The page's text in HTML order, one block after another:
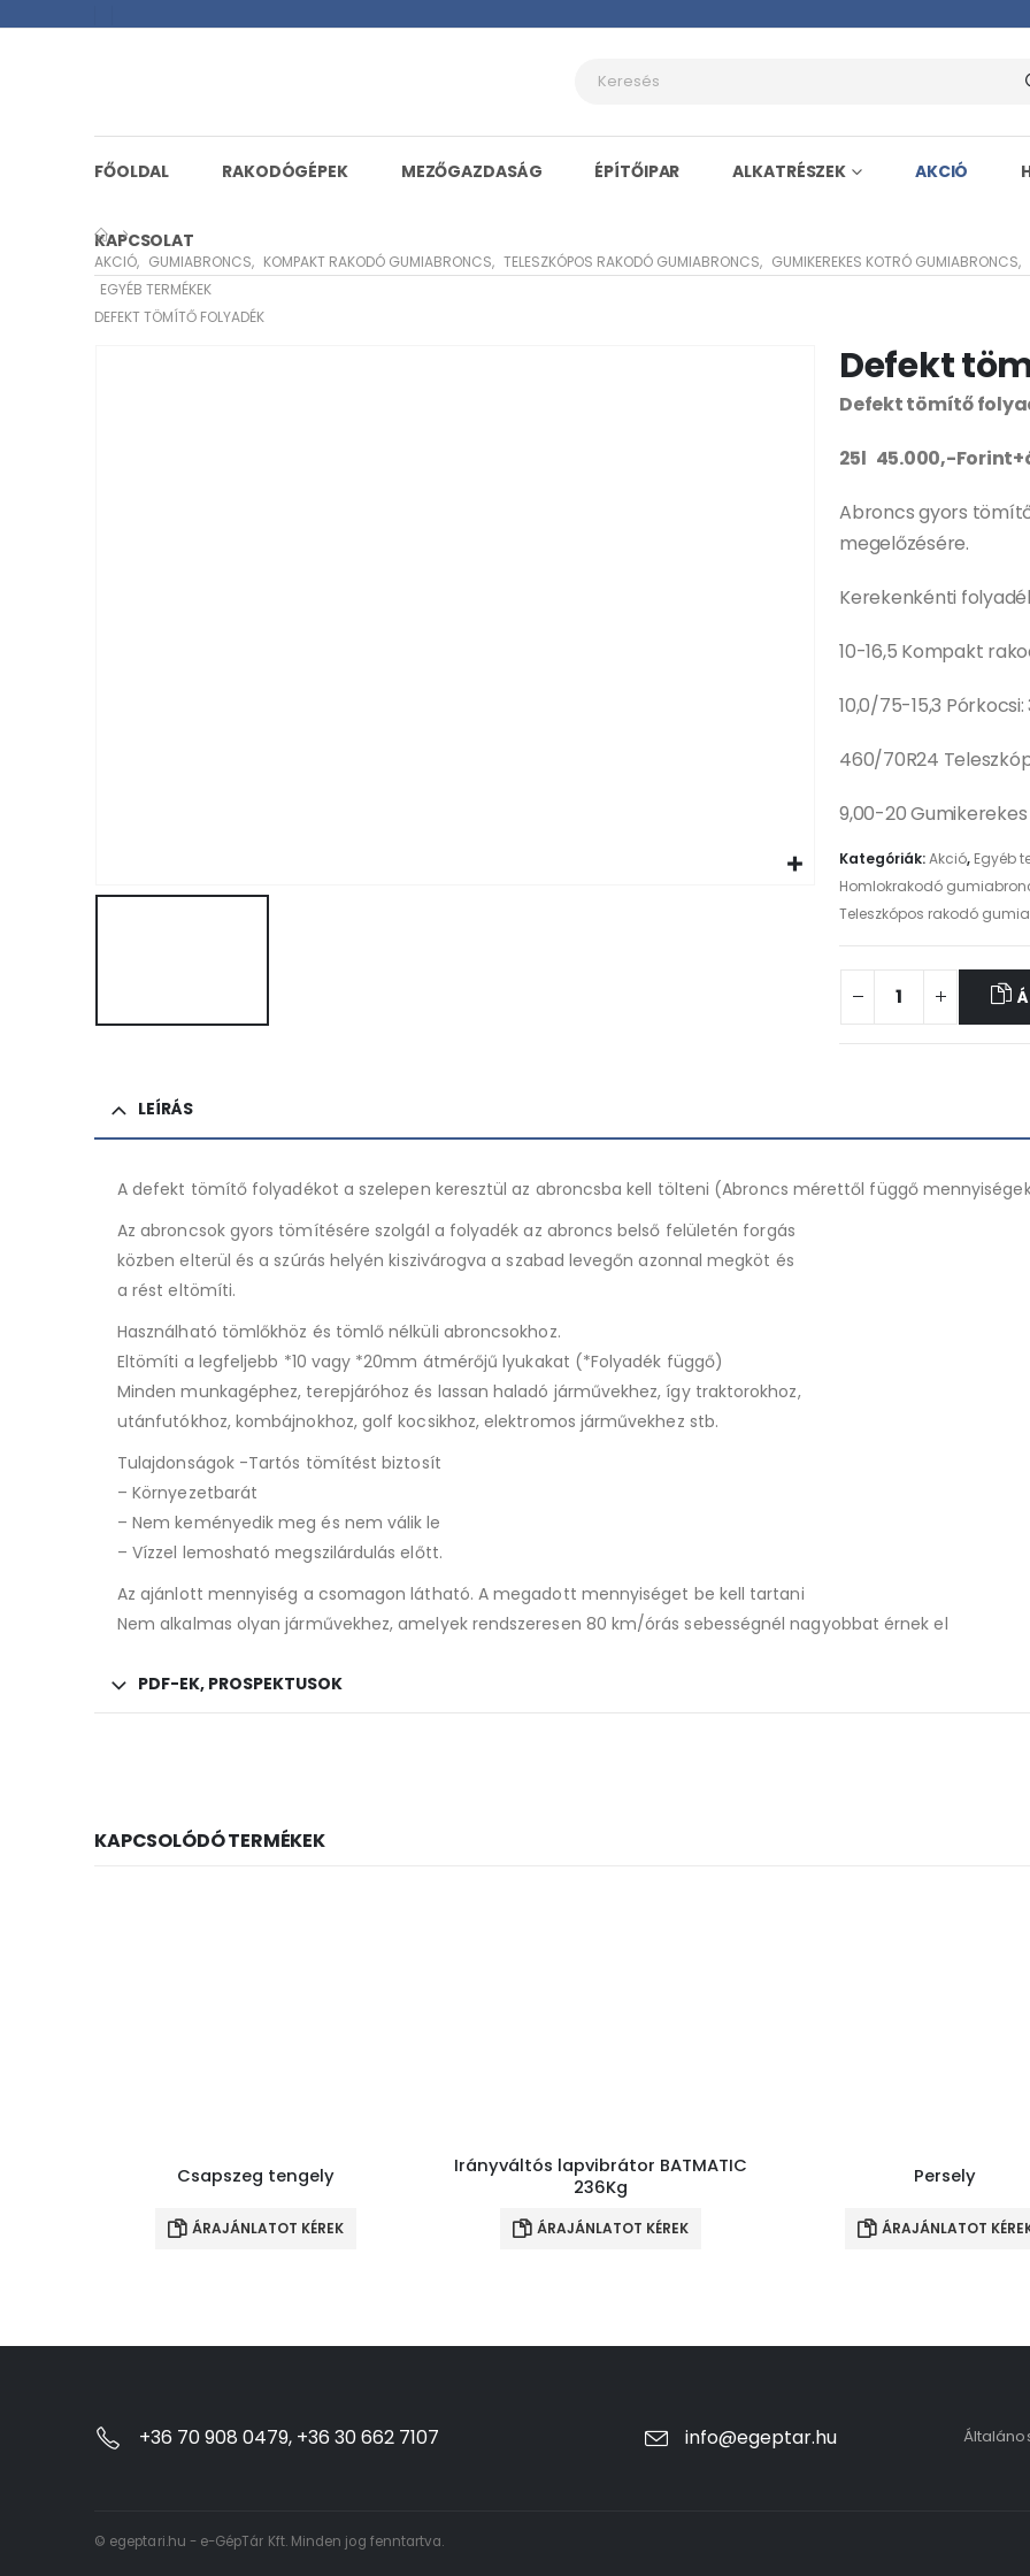
FŐOLDAL RAKODÓGÉPEK MEZŐGAZDASÁG ÉPÍTŐIPAR ALKATRÉSZEK AKCIÓ
KAPCSOLAT
AKCIÓ, GUMIABRONCS, KOMPAKT RAKODÓ GUMIABRONCS, TELESZKÓPOS RAKODÓ GUMIABRONCS, GUMIKEREKES KOTRÓ GUMIABRONCS,
EGYÉB TERMÉKEK
DEFEKT TÖMÍTŐ FOLYADÉK
Defekt
Defekt tömítő
25l 45.000,-
Abroncs gyors
megelőzésére.
Kerekenkénti
10-16,5 Kompakt
10,0/75-15,3
460/70R24
9,00-20
Kategóriák:Akció, Egyéb
Homlokrakodó
Teleszkópos rakodó
LEÍRÁS
A defekt tömítő folyadékot a szelepen keresztül az abroncsba kell tölteni (Abroncs mérettől függő
Az abroncsok gyors tömítésére szolgál a folyadék az abroncs belső felületén forgás
közben elterül és a szúrás helyén kiszivárogva a szabad levegőn azonnal megköt és
a rést eltömíti.
Használható tömlőkhöz és tömlő nélküli abroncsokhoz.
Eltömíti a legfeljebb *10 vagy *20mm átmérőjű lyukakat (*Folyadék függő)
Minden munkagéphez, terepjáróhoz és lassan haladó járművekhez, így traktorokhoz,
utánfutókhoz, kombájnokhoz, golf kocsikhoz, elektromos járművekhez stb.
Tulajdonságok -Tartós tömítést biztosít
– Környezetbarát
– Nem keményedik meg és nem válik le
– Vízzel lemosható megszilárdulás előtt.
Az ajánlott mennyiség a csomagon látható. A megadott mennyiséget be kell tartani
Nem alkalmas olyan járművekhez, amelyek rendszeresen 80 km/órás sebességnél nagyobbat érnek el
PDF-EK, PROSPEKTUSOK
KAPCSOLÓDÓ TERMÉKEK
Csapszeg tengely
ÁRAJÁNLATOT KÉREK
Irányváltós lapvibrátor BATMATIC
236Kg
ÁRAJÁNLATOT KÉREK
Persely
ÁRAJÁNLATOT
+36 70 908 0479, +36 30 662 7107 info@egeptar.hu
© egeptari.hu - e-GépTár Kft. Minden jog fenntartva.